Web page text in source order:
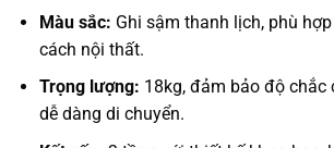
Màu sắc: Ghi sậm thanh lịch, phù
cách nội thất.
Trọng lượng: 18kg, đảm bảo độ chắc
dễ dàng di chuyển.